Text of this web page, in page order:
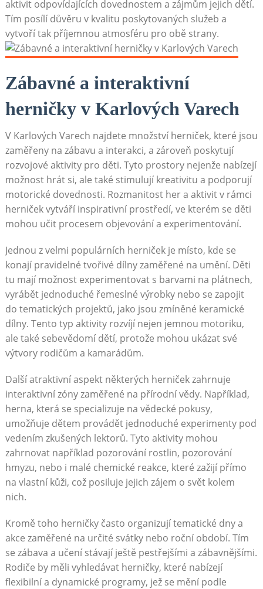
aktivit odpovídajících dovednostem a zájmům jejich dětí.
Tím posílí důvěru v kvalitu poskytovaných služeb a
vytvoří tak příjemnou atmosféru pro obě strany.
Zábavné a interaktivní
herničky v Karlových Varech
V Karlových Varech najdete množství herniček, které jsou
zaměřeny na zábavu a interakci, a zároveň poskytují
rozvojové aktivity pro děti. Tyto prostory nejenže nabízejí
možnost hrát si, ale také stimulují kreativitu a podporují
motorické dovednosti. Rozmanitost her a aktivit v rámci
herniček vytváří inspirativní prostředí, ve kterém se děti
mohou učit procesem objevování a experimentování.
Jednou z velmi populárních herniček je místo, kde se
konají pravidelné tvořivé dílny zaměřené na umění. Děti
tu mají možnost experimentovat s barvami na plátnech,
vyrábět jednoduché řemeslné výrobky nebo se zapojit
do tematických projektů, jako jsou zmíněné keramické
dílny. Tento typ aktivity rozvíjí nejen jemnou motoriku,
ale také sebevědomí dětí, protože mohou ukázat své
výtvory rodičům a kamarádům.
Další atraktivní aspekt některých herniček zahrnuje
interaktivní zóny zaměřené na přírodní vědy. Například,
herna, která se specializuje na vědecké pokusy,
umožňuje dětem provádět jednoduché experimenty pod
vedením zkušených lektorů. Tyto aktivity mohou
zahrnovat například pozorování rostlin, pozorování
hmyzu, nebo i malé chemické reakce, které zažijí přímo
na vlastní kůži, což posiluje jejich zájem o svět kolem
nich.
Kromě toho herničky často organizují tematické dny a
akce zaměřené na určité svátky nebo roční období. Tím
se zábava a učení stávají ještě pestřejšími a zábavnějšími.
Rodiče by měli vyhledávat herničky, které nabízejí
flexibilní a dynamické programy, jež se mění podle